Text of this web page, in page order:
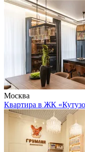
Москва
Квартира в ЖК